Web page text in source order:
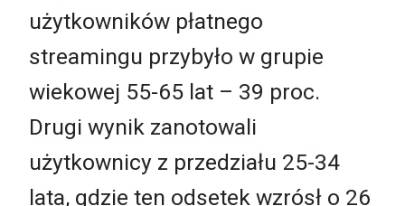
użytkowników płatnego
streamingu przybyło w grupie
wiekowej 55-65 lat – 39 proc.
Drugi wynik zanotowali
użytkownicy z przedziału 25-34
lata, gdzie ten odsetek wzrósł o 26